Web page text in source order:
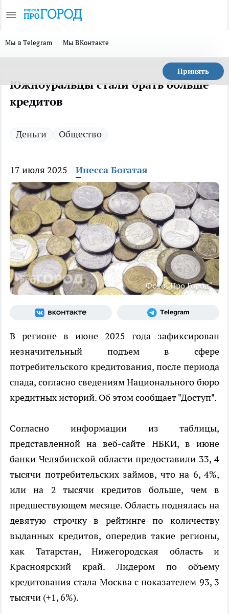
Мы в Telegram Мы ВКонтакте
Принять
Южноуральцы стали брать больше
кредитов
Деньги Общество
17 июля 2025 Инесса Богатая
Фото "Про Город"
В регионе в июне 2025 года зафиксирован
незначительный подъем в сфере
потребительского кредитования, после периода
спада, согласно сведениям Национального бюро
кредитных историй. Об этом сообщает "Доступ".
Согласно информации из таблицы,
представленной на веб-сайте НБКИ, в июне
банки Челябинской области предоставили 33, 4
тысячи потребительских займов, что на 6, 4%,
или на 2 тысячи кредитов больше, чем в
предшествующем месяце. Область поднялась на
девятую строчку в рейтинге по количеству
выданных кредитов, опередив такие регионы,
как Татарстан, Нижегородская область и
Красноярский край. Лидером по объему
кредитования стала Москва с показателем 93, 3
тысячи (+1, 6%).